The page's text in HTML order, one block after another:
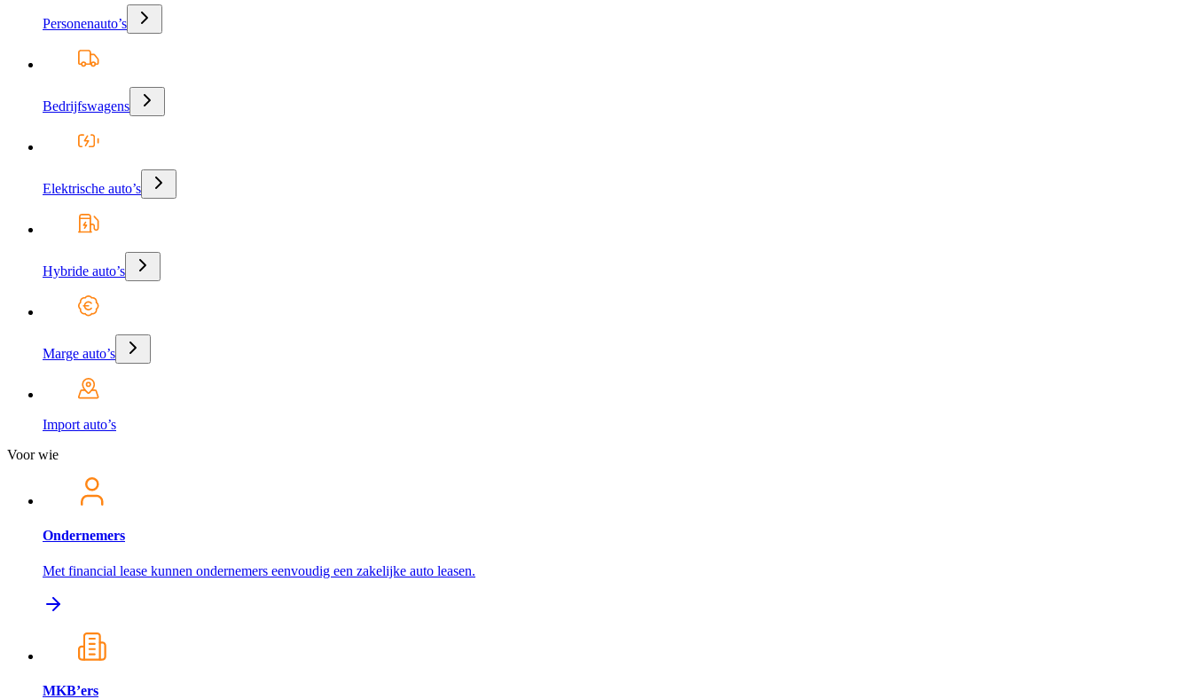
Personenauto’s
Bedrijfswagens
Elektrische auto’s
Hybride auto’s
Marge auto’s
Import auto’s
Voor wie
Ondernemers
Met financial lease kunnen ondernemers eenvoudig een zakelijke auto leasen.
MKB’ers